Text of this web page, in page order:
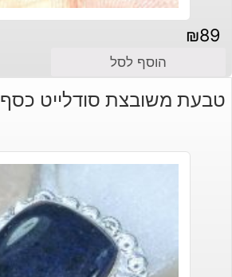
₪89
הוסף לסל
טבעת משובצת סודלייט כסף 925 מידה: 8.5